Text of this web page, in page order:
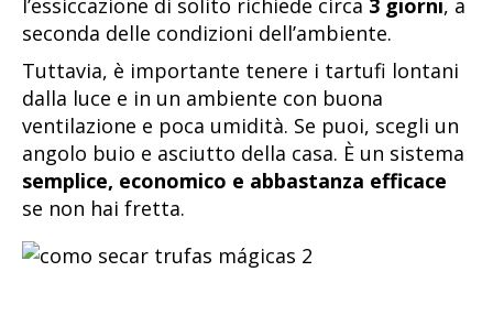
seconda delle condizioni dell’ambiente.
Tuttavia, è importante tenere i tartufi lontani
dalla luce e in un ambiente con buona
ventilazione e poca umidità. Se puoi, scegli un
angolo buio e asciutto della casa. È un sistema
semplice, economico e abbastanza efficace
se non hai fretta.